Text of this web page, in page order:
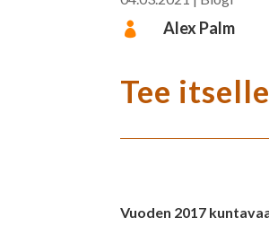
 Alex Palm
Tee
Vuoden 2017